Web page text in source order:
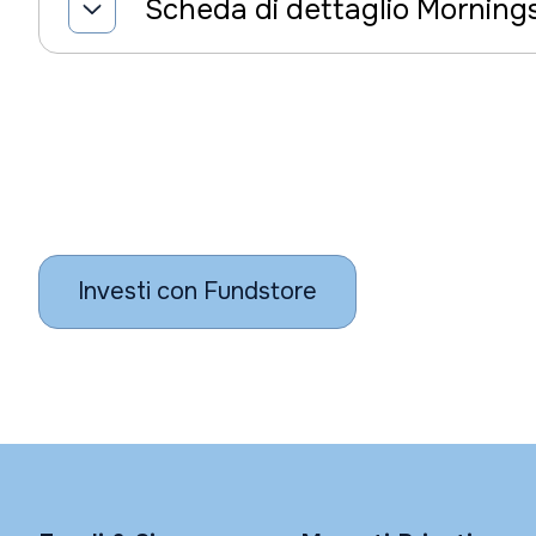
Scheda di dettaglio
Investi con Fundstore